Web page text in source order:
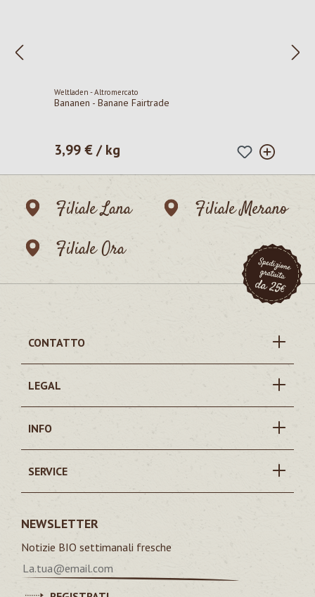
Weltladen - Altromercato
Bananen - Banane Fairtrade
Prezzo normale:
3,99 € / kg
Filiale Lana
Filiale Merano
Filiale Ora
CONTATTO
LEGAL
INFO
SERVICE
NEWSLETTER
Notizie BIO settimanali fresche